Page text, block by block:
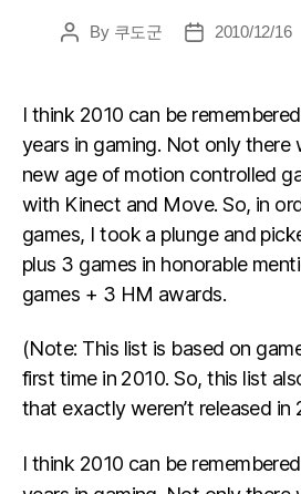
PostBy 쿠도군
Post2010/12/16
I think 2010 can be
years in gaming. Not only there
new age of motion controlled
with Kinect and Move. So, in
games, I took a plunge and
plus 3 games in honorable
games + 3 HM awards.
(Note: This list is based on
first time in 2010. So, this list
that exactly weren’t released in
I think 2010 can be